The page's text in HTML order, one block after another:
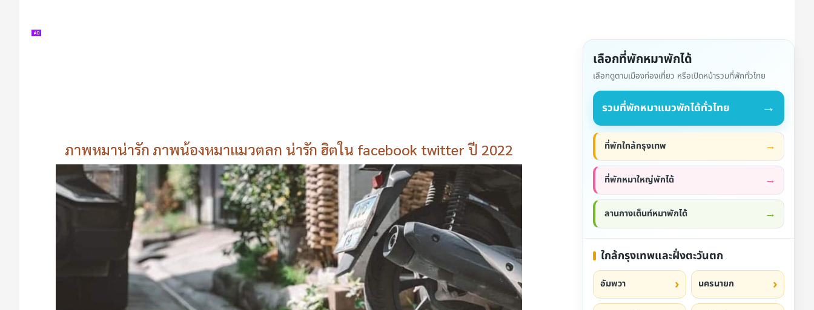
ภาพหมาน่ารัก ภาพน้องหมาแมวตลก น่ารัก ฮิตใน facebook twitter ปี 2022
เลือกที่พักหมาพักได้
เลือกดูตามเมืองท่องเที่ยว หรือเปิดหน้ารวมที่พักทั่วไทย
รวมที่พักหมาแมวพักได้ทั่วไทย →
ที่พักใกล้กรุงเทพ
ที่พักหมาใหญ่พักได้
ลานกางเต็นท์หมาพักได้
ใกล้กรุงเทพและฝั่งตะวันตก
อัมพวา นครนายก